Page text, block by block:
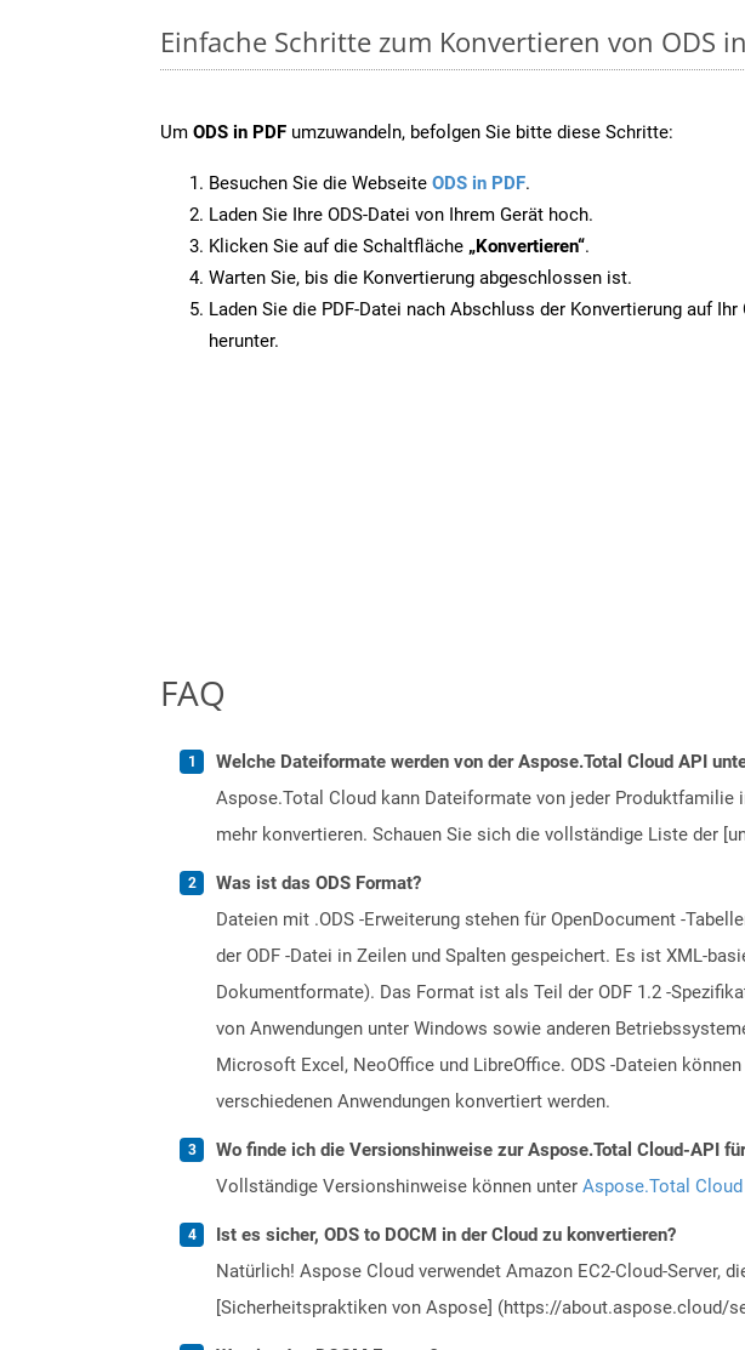
Einfache Schritte zum Konvertieren von ODS
Um ODS in PDF umzuwandeln, befolgen Sie bitte diese Schritte:
Besuchen Sie die Webseite ODS in PDF.
Laden Sie Ihre ODS-Datei von Ihrem Gerät hoch.
Klicken Sie auf die Schaltfläche „Konvertieren“.
Warten Sie, bis die Konvertierung abgeschlossen ist.
Laden Sie die PDF-Datei nach Abschluss der Konvertierung auf Ihr
herunter.
FAQ
Welche Dateiformate werden von der Aspose.Total Cloud API
Aspose.Total Cloud kann Dateiformate von jeder Produktfamilie
mehr konvertieren. Schauen Sie sich die vollständige Liste der
Was ist das ODS Format?
Dateien mit .ODS -Erweiterung stehen für OpenDocument -
der ODF -Datei in Zeilen und Spalten gespeichert. Es ist XML-
Dokumentformate). Das Format ist als Teil der ODF 1.2 -
von Anwendungen unter Windows sowie anderen
Microsoft Excel, NeoOffice und LibreOffice. ODS -Dateien
verschiedenen Anwendungen konvertiert werden.
Wo finde ich die Versionshinweise zur Aspose.Total Cloud-API
Vollständige Versionshinweise können unter Aspose.Total
Ist es sicher, ODS to DOCM in der Cloud zu konvertieren?
Natürlich! Aspose Cloud verwendet Amazon EC2-Cloud-Server,
[Sicherheitspraktiken von Aspose] (https://about.aspose.cloud/